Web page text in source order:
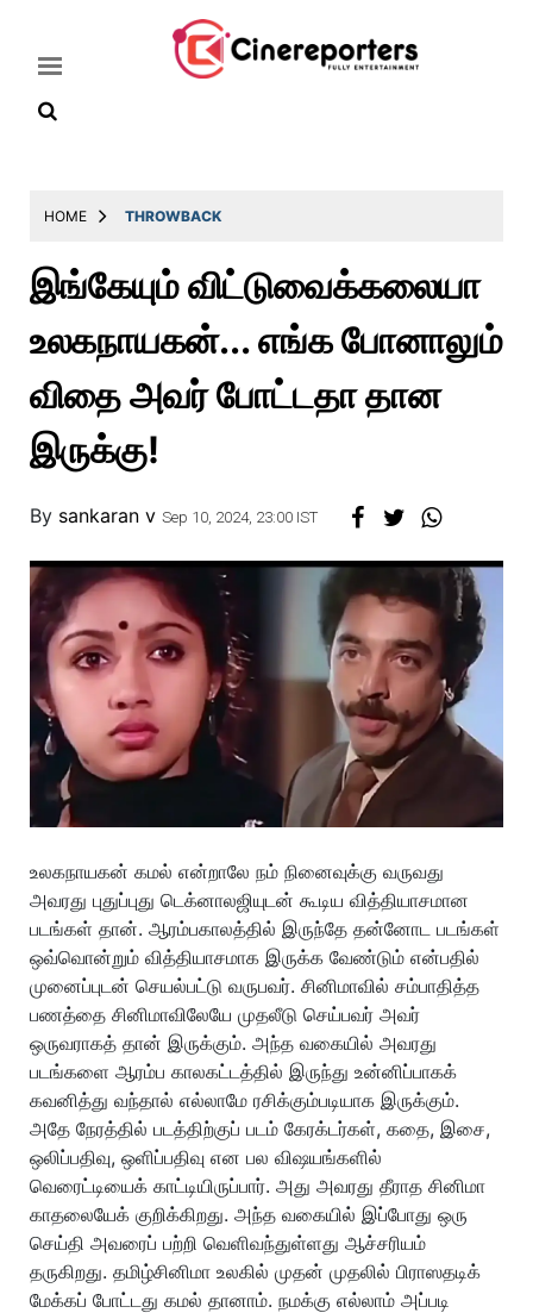
Home
News
Reviews
Photos
Story
HOME THROWBACK
இங்கேயும் விட்டுவைக்கலையா
உலகநாயகன்... எங்க போனாலும்
விதை அவர் போட்டதா தான
இருக்கு!
By sankaran v Sep 10, 2024, 23:00 IST
உலகநாயகன் கமல் என்றாலே நம் நினைவுக்கு வருவது
அவரது புதுப்புது டெக்னாலஜியுடன் கூடிய வித்தியாசமான
படங்கள் தான். ஆரம்பகாலத்தில் இருந்தே தன்னோட படங்கள்
ஒவ்வொன்றும் வித்தியாசமாக இருக்க வேண்டும் என்பதில்
முனைப்புடன் செயல்பட்டு வருபவர். சினிமாவில் சம்பாதித்த
பணத்தை சினிமாவிலேயே முதலீடு செய்பவர் அவர்
ஒருவராகத் தான் இருக்கும். அந்த வகையில் அவரது
படங்களை ஆரம்ப காலகட்டத்தில் இருந்து உன்னிப்பாகக்
கவனித்து வந்தால் எல்லாமே ரசிக்கும்படியாக இருக்கும்.
அதே நேரத்தில் படத்திற்குப் படம் கேரக்டர்கள், கதை, இசை,
ஒலிப்பதிவு, ஒளிப்பதிவு என பல விஷயங்களில்
வெரைட்டியைக் காட்டியிருப்பார். அது அவரது தீராத சினிமா
காதலையேக் குறிக்கிறது. அந்த வகையில் இப்போது ஒரு
செய்தி அவரைப் பற்றி வெளிவந்துள்ளது ஆச்சரியம்
தருகிறது. தமிழ்சினிமா உலகில் முதன் முதலில் பிராஸதடிக்
மேக்கப் போட்டது கமல் தானாம். நமக்கு எல்லாம் அப்படி